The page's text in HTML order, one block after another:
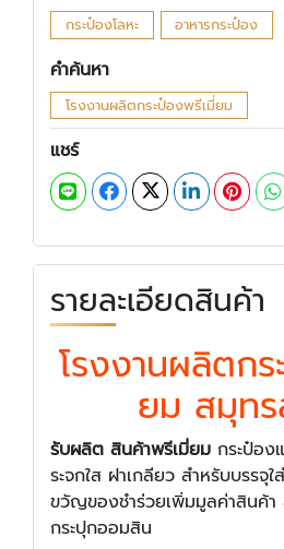
กระป๋องโลหะ อาหารกระป๋อง
คำค้นหา
โรงงานผลิตกระป๋องพรีเมี่ยม
แชร์
รายละเอียดสินค้า
โรงงานผลิตก
ยม สมุทร
รับผลิต สินค้าพรีเมี่ยม กระป๋อ
ระจกใส ฝาเกลียว สำหรับบรรจุ
ขวัญของชำร่วยเพิ่มมูลค่าสินค้
กระปุกออมสิน